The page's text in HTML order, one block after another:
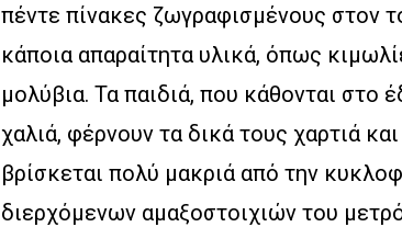
πέντε πίνακες ζωγραφισμένους στον
κάποια απαραίτητα υλικά, όπως
μολύβια. Τα παιδιά, που κάθονται στο
χαλιά, φέρνουν τα δικά τους χαρτιά
βρίσκεται πολύ μακριά από την
διερχόμενων αμαξοστοιχιών του